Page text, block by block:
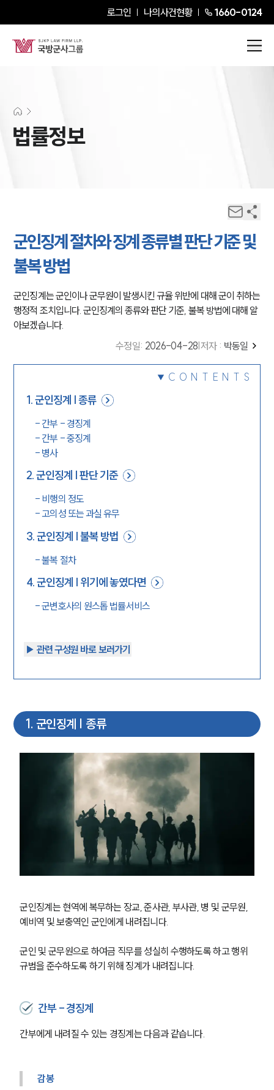
로그인 나의사건현황 1660-0124
법률정보
군인징계 절차와 징계 종류별 판단 기준 및
불복 방법
군인징계는 군인이나 군무원이 발생시킨 규율 위반에 대해 군이 취하는
행정적 조치입니다. 군인징계의 종류와 판단 기준, 불복 방법에 대해 알
아보겠습니다.
수정일: 2026-04-28 저자 : 박동일
CONTENTS
1.군인징계 | 종류
- 간부 - 경징계
- 간부 - 중징계
- 병사
2.군인징계 | 판단 기준
- 비행의 정도
-고의성 또는 과실 유무
3.군인징계 | 불복 방법
-불복 절차
4.군인징계 | 위기에 놓였다면
-군변호사의 원스톱 법률서비스
▶︎ 관련 구성원 바로 보러가기
1. 군인징계 | 종류
군인징계는 현역에 복무하는 장교, 준사관, 부사관, 병 및 군무원,
예비역 및 보충역인 군인에게 내려집니다.
군인 및 군무원으로 하여금 직무를 성실히 수행하도록 하고 행위
규범을 준수하도록 하기 위해 징계가 내려집니다.
간부 - 경징계
간부에게 내려질 수 있는 경징계는 다음과 같습니다.
감봉